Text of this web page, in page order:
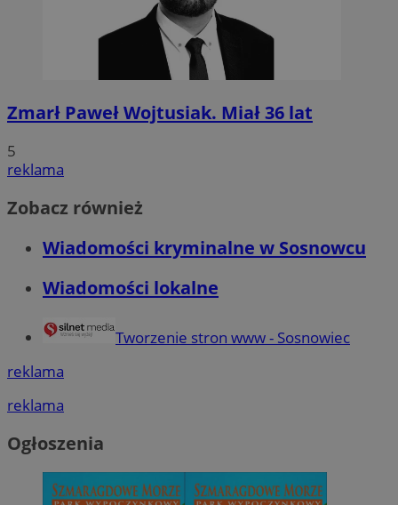
Zmarł Paweł Wojtusiak. Miał 36 lat
5
reklama
Zobacz również
Wiadomości kryminalne w Sosnowcu
Wiadomości lokalne
Tworzenie stron www - Sosnowiec
reklama
reklama
Ogłoszenia